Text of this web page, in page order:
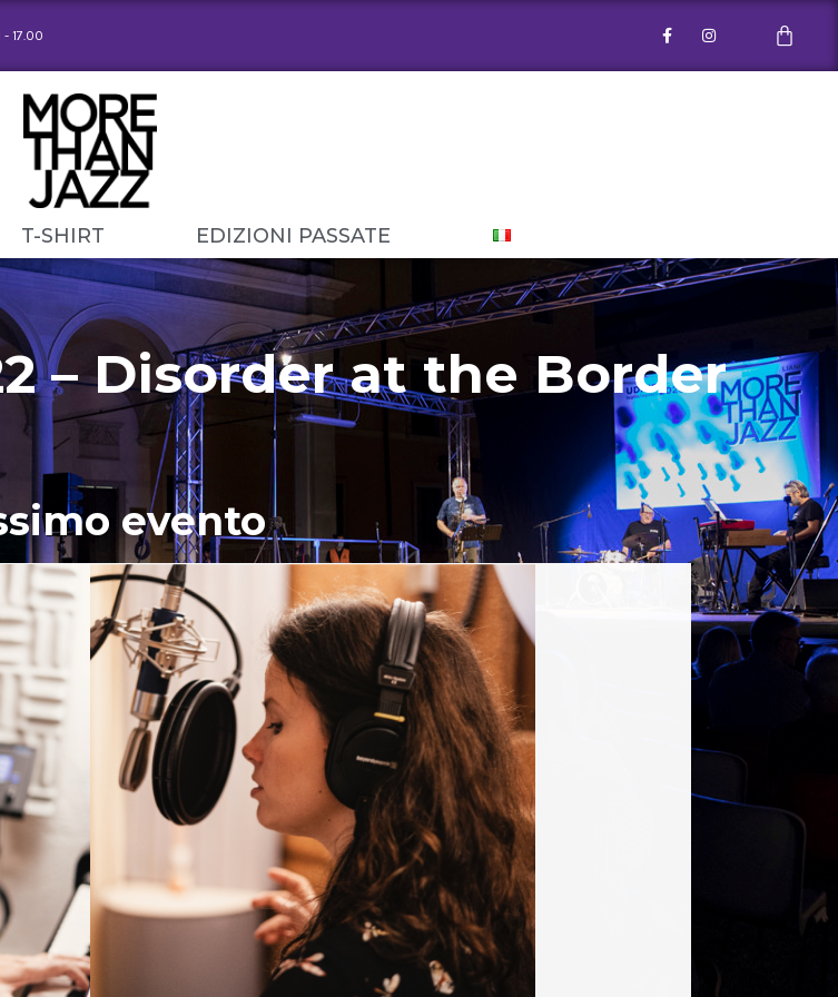
17.00
T-SHIRT EDIZIONI PASSATE
– Disorder at the Border
evento